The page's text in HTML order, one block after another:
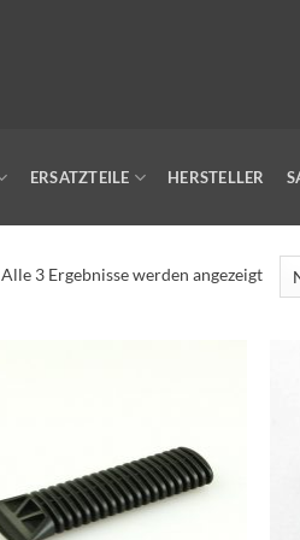
ERSATZTEILE HERSTELLER
Alle 3 Ergebnisse werden angezeigtNach